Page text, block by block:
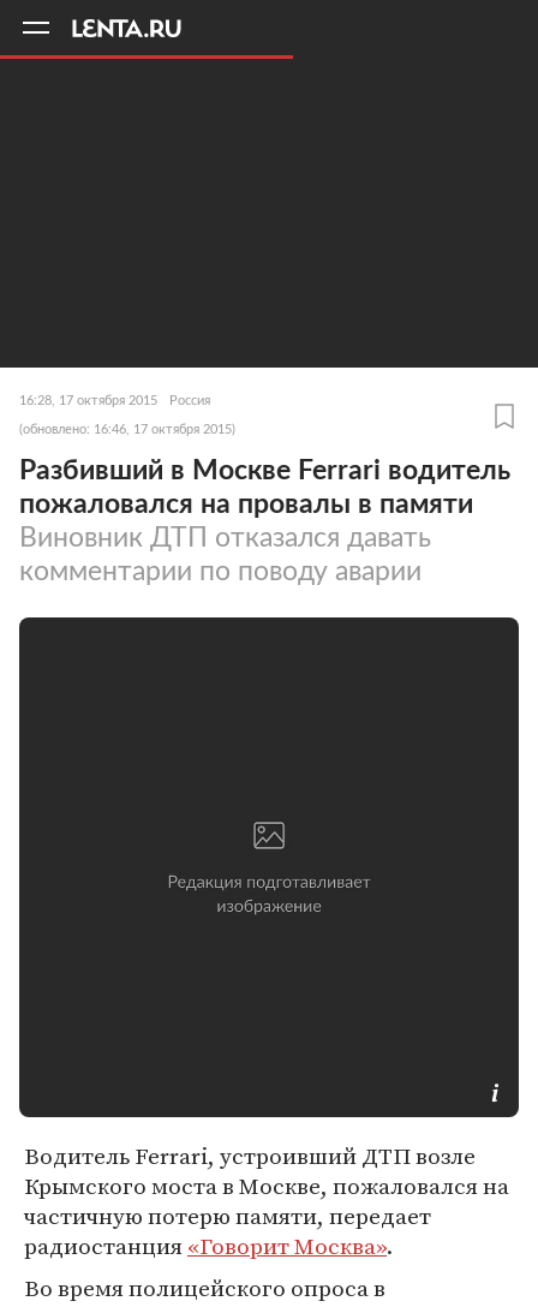
16:28, 17 октября 2015 Россия
(обновлено: 16:46, 17 октября 2015)
Разбивший в Москве Ferrari водитель
пожаловался на провалы в памяти
Виновник ДТП отказался давать
комментарии по поводу аварии
Водитель Ferrari, устроивший ДТП возле
Крымского моста в Москве, пожаловался на
частичную потерю памяти, передает
радиостанция«Говорит Москва».
Во время полицейского опроса в